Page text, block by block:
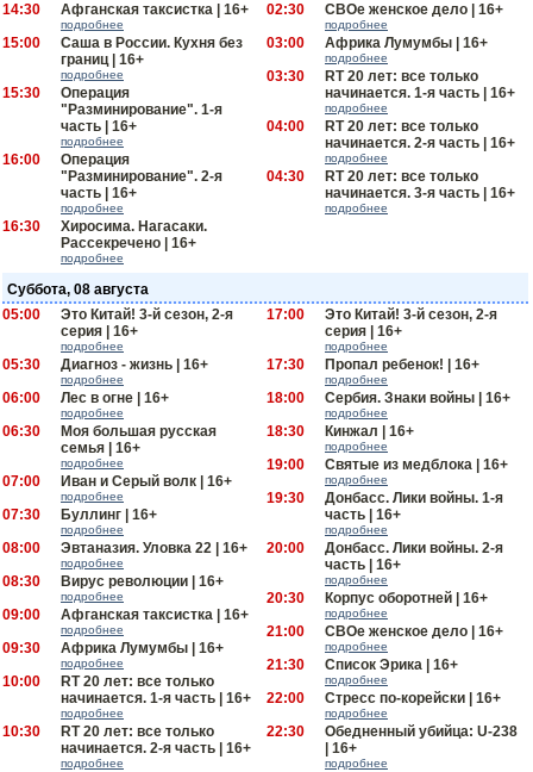
14:30 Афганская таксистка | 16+
подробнее
15:00
Саша в России. Кухня без
границ | 16+
подробнее
15:30
Операция
"Разминирование". 1-я
часть | 16+
подробнее
16:00
Операция
"Разминирование". 2-я
часть | 16+
подробнее
16:30
Хиросима. Нагасаки.
Рассекречено | 16+
подробнее
02:30 СВОе женское дело | 16+
подробнее
03:00 Африка Лумумбы | 16+
подробнее
03:30
RT 20 лет: все только
начинается. 1-я часть | 16+
подробнее
04:00
RT 20 лет: все только
начинается. 2-я часть | 16+
подробнее
04:30
RT 20 лет: все только
начинается. 3-я часть | 16+
подробнее
Суббота, 08 августа
05:00
Это Китай! 3-й сезон, 2-я
серия | 16+
подробнее
05:30 Диагноз - жизнь | 16+
подробнее
06:00 Лес в огне | 16+
подробнее
06:30
Моя большая русская
семья | 16+
подробнее
07:00 Иван и Серый волк | 16+
подробнее
07:30 Буллинг | 16+
подробнее
08:00 Эвтаназия. Уловка 22 | 16+
подробнее
08:30 Вирус революции | 16+
подробнее
09:00 Афганская таксистка | 16+
подробнее
09:30 Африка Лумумбы | 16+
подробнее
10:00
RT 20 лет: все только
начинается. 1-я часть | 16+
подробнее
10:30
RT 20 лет: все только
начинается. 2-я часть | 16+
подробнее
17:00
Это Китай! 3-й сезон, 2-я
серия | 16+
подробнее
17:30 Пропал ребенок! | 16+
подробнее
18:00 Сербия. Знаки войны | 16+
подробнее
18:30 Кинжал | 16+
подробнее
19:00 Святые из медблока | 16+
подробнее
19:30
Донбасс. Лики войны. 1-я
часть | 16+
подробнее
20:00
Донбасс. Лики войны. 2-я
часть | 16+
подробнее
20:30 Корпус оборотней | 16+
подробнее
21:00 СВОе женское дело | 16+
подробнее
21:30 Список Эрика | 16+
подробнее
22:00 Стресс по-корейски | 16+
подробнее
22:30
Обедненный убийца: U-238
| 16+
подробнее